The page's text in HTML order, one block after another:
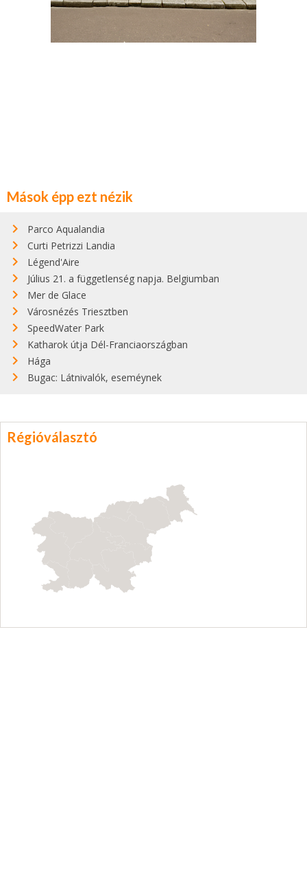
Mások épp ezt nézik
Parco Aqualandia
Curti Petrizzi Landia
Légend'Aire
Július 21. a függetlenség napja. Belgiumban
Mer de Glace
Városnézés Triesztben
SpeedWater Park
Katharok útja Dél-Franciaországban
Hága
Bugac: Látnivalók, eseméynek
Régióválasztó